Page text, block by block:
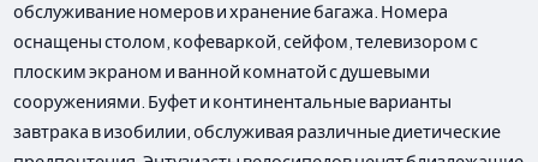
обслуживание номеров и хранение багажа. Номера
оснащены столом, кофеваркой, сейфом, телевизором с
плоским экраном и ванной комнатой с душевыми
сооружениями. Буфет и континентальные варианты
завтрака в изобилии, обслуживая различные диетические